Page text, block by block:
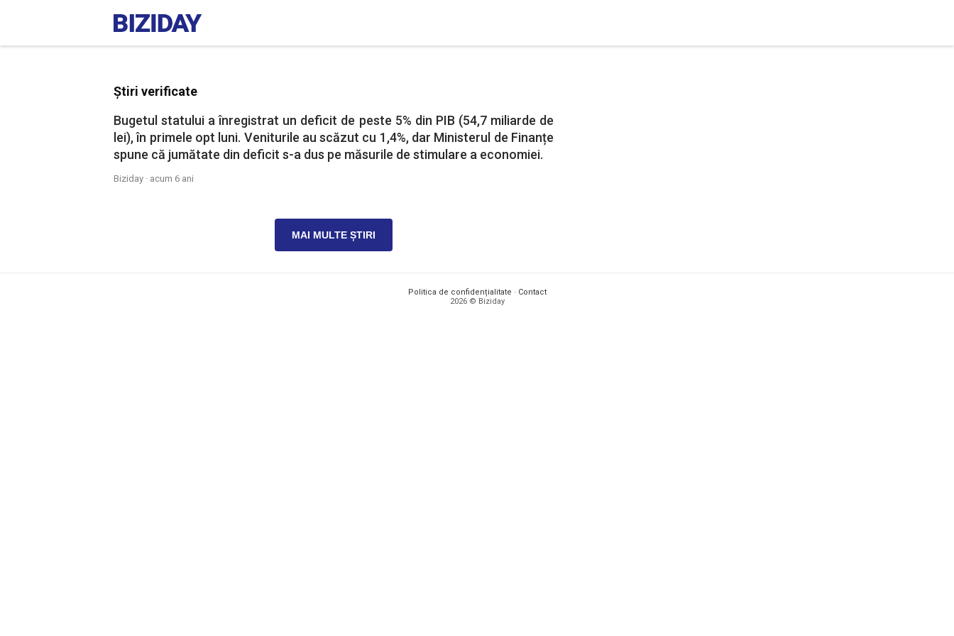
Știri verificate
Bugetul statului a înregistrat un deficit de peste 5% din PIB (54,7 miliarde de
lei), în primele opt luni. Veniturile au scăzut cu 1,4%, dar Ministerul de Finanțe
spune că jumătate din deficit s-a dus pe măsurile de stimulare a economiei.
Biziday · acum 6 ani
MAI MULTE ȘTIRI
Politica de confidențialitate · Contact
2026 © Biziday